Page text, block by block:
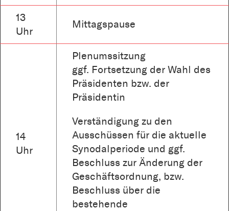
13
Uhr
Mittagspause
14
Uhr
Plenumssitzung
ggf. Fortsetzung der Wahl des
Präsidenten bzw. der
Präsidentin
Verständigung zu den
Ausschüssen für die aktuelle
Synodalperiode und ggf.
Beschluss zur Änderung der
Geschäftsordnung, bzw.
Beschluss über die
bestehende